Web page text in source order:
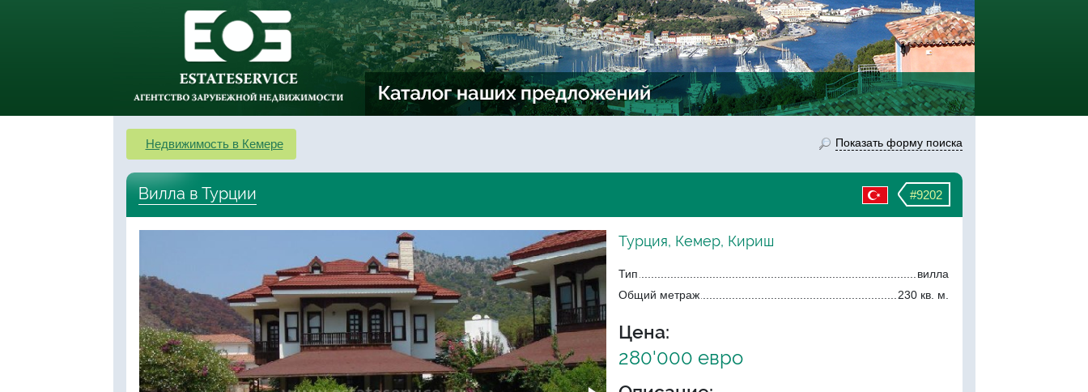
Недвижимость в Кемере Показать форму поиска
#9202
Вилла в Турции
Турция, Кемер, Кириш
Тип
вилла
Общий метраж
230 кв. м.
Цена:
280'000 евро